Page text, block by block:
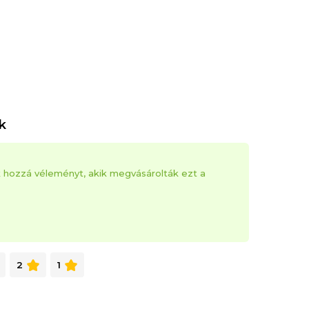
hozzá véleményt, akik megvásárolták ezt a
2 1